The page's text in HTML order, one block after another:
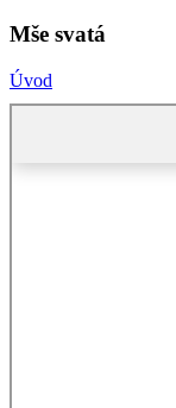
Mše svatá
Úvod